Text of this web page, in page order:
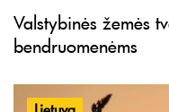
Valstybinės žemės
bendruomenėms